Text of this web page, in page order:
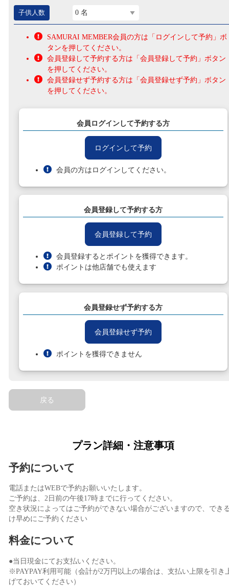
子供人数 0 名
SAMURAI MEMBER会員の方は「ログインして予約」ボ
タンを押してください。
会員登録して予約する方は「会員登録して予約」ボタン
を押してください。
会員登録せず予約する方は「会員登録せず予約」ボタン
を押してください。
会員ログインして予約する方
ログインして予約
会員の方はログインしてください。
会員登録して予約する方
会員登録して予約
会員登録するとポイントを獲得できます。
ポイントは他店舗でも使えます
会員登録せず予約する方
会員登録せず予約
ポイントを獲得できません
戻る
プラン詳細・注意事項
予約について
電話またはWEBで予約お願いいたします。
ご予約は、2日前の午後17時までに行ってください。
空き状況によってはご予約ができない場合がございますので、でき
け早めにご予約ください
料金について
●当日現金にてお支払いください。
※PAYPAY利用可能（会計が2万円以上の場合は、支払い上限を引き
げておいてください）